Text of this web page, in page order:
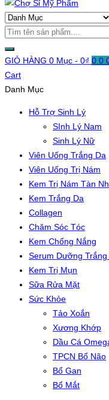
GIỎ HÀNG 0 Mục - 0₫ 0 0
Cart
Danh Mục
Hỗ Trợ Sinh Lý
SInh Lý Nam
Sinh Lý Nữ
Viên Uống Trắng Da
Viên Uống Trị Nám
Kem Trị Nám Tàn
Kem Trắng Da
Collagen
Chăm Sóc Tóc
Kem Chống Nắng
Serum Dưỡng Trắng
Kem Trị Mụn
Sữa Rửa Mặt
Sức Khỏe
Tảo Xoắn
Xương Khớp
Dầu Cá
TPCN Bổ Não
Bổ Gan
Bổ Mắt